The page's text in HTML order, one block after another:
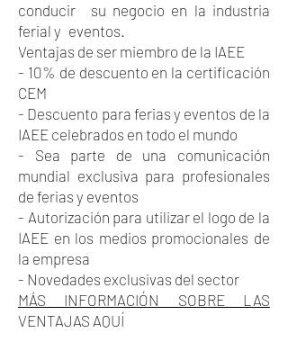
conducir
su negocio en la industria
ferial y eventos.
Ventajas de ser miembro de la IAEE
- 10% de descuento en la certificación
CEM
- Descuento para ferias y eventos de la
IAEE celebrados en todo el mundo
- Sea parte de una comunicación
mundial exclusiva para profesionales
de ferias y eventos
- Autorización para utilizar el logo de la
IAEE en los medios promocionales de
la empresa
- Novedades exclusivas del sector
MÁS INFORMACIÓN SOBRE LAS
VENTAJAS AQUÍ